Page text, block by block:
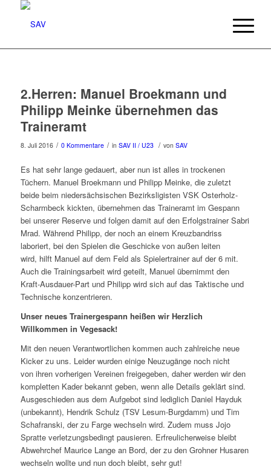
2.Herren: Manuel Broekmann und
Philipp Meinke übernehmen das
Traineramt
8. Juli 2016 / 0 Kommentare / in SAV II / U23 / von SAV
Es hat sehr lange gedauert, aber nun ist alles in trockenen
Tüchern. Manuel Broekmann und Philipp Meinke, die zuletzt
beide beim niedersächsischen Bezirksligisten VSK Osterholz-
Scharmbeck kickten, übernehmen das Traineramt im Gespann
bei unserer Reserve und folgen damit auf den Erfolgstrainer Sabri
Mrad. Während Philipp, der noch an einem Kreuzbandriss
laboriert, bei den Spielen die Geschicke von außen leiten
wird, hilft Manuel auf dem Feld als Spielertrainer auf der 6 mit.
Auch die Trainingsarbeit wird geteilt, Manuel übernimmt den
Kraft-Ausdauer-Part und Philipp wird sich auf das Taktische und
Technische konzentrieren.
Unser neues Trainergespann heißen wir Herzlich
Willkommen in Vegesack!
Mit den neuen Verantwortlichen kommen auch zahlreiche neue
Kicker zu uns. Leider wurden einige Neuzugänge noch nicht
von ihren vorherigen Vereinen freigegeben, daher werden wir den
kompletten Kader bekannt geben, wenn alle Details geklärt sind.
Ausgeschieden aus dem Aufgebot sind lediglich Daniel Hayduk
(unbekannt), Hendrik Schulz (TSV Lesum-Burgdamm) und Tim
Schafranski, der zu Farge wechseln wird. Zudem muss Jojo
Spratte verletzungsbedingt pausieren. Erfreulicherweise bleibt
Abwehrchef Maurice Lange an Bord, der zu den Grohner Husaren
wechseln wollte und nun doch bleibt, sehr gut!